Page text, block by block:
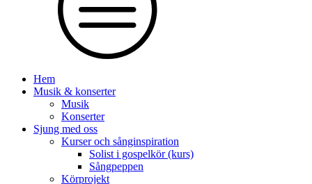
Hem
Musik & konserter
Musik
Konserter
Sjung med oss
Kurser och sånginspiration
Solist i gospelkör (kurs)
Sångpeppen
Körprojekt